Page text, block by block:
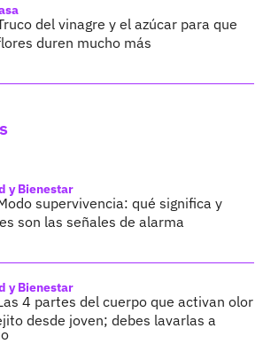
del vinagre y el azúcar para que
duren mucho más
y Bienestar
supervivencia: qué significa y
son las señales de alarma
y Bienestar
4 partes del cuerpo que activan olor
desde joven; debes lavarlas a